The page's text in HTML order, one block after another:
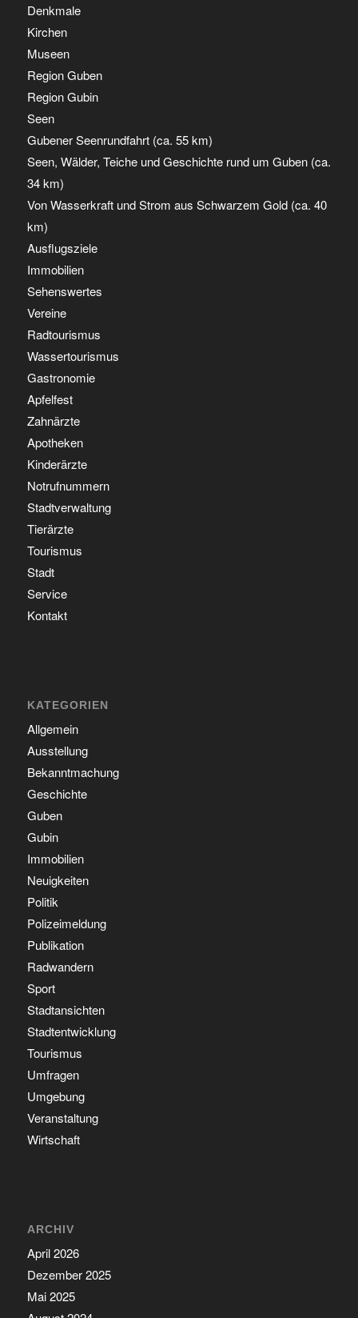
Denkmale
Kirchen
Museen
Region Guben
Region Gubin
Seen
Gubener Seenrundfahrt (ca. 55 km)
Seen, Wälder, Teiche und Geschichte rund um Guben (ca.
34 km)
Von Wasserkraft und Strom aus Schwarzem Gold (ca. 40
km)
Ausflugsziele
Immobilien
Sehenswertes
Vereine
Radtourismus
Wassertourismus
Gastronomie
Apfelfest
Zahnärzte
Apotheken
Kinderärzte
Notrufnummern
Stadtverwaltung
Tierärzte
Tourismus
Stadt
Service
Kontakt
KATEGORIEN
Allgemein
Ausstellung
Bekanntmachung
Geschichte
Guben
Gubin
Immobilien
Neuigkeiten
Politik
Polizeimeldung
Publikation
Radwandern
Sport
Stadtansichten
Stadtentwicklung
Tourismus
Umfragen
Umgebung
Veranstaltung
Wirtschaft
ARCHIV
April 2026
Dezember 2025
Mai 2025